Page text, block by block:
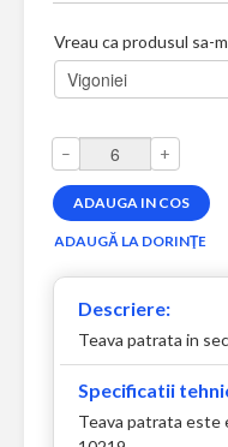
Vreau ca produsul sa-
– +
Descriere:
Teava patrata in
Specificatii
Teava patrata este